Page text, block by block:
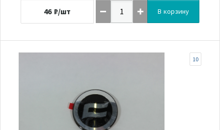
46 ₽/шт В корзину
10